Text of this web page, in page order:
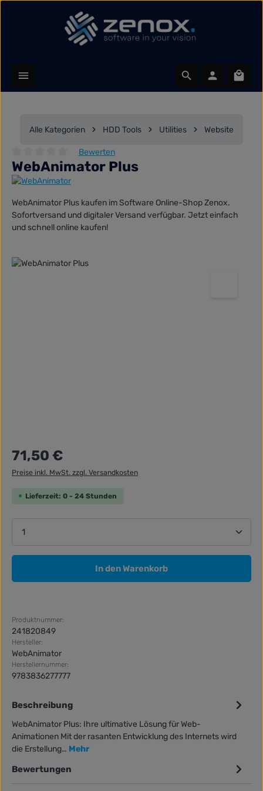
Zum Hauptinhalt springen
Alle Kategorien HDD Tools Utilities Website
Durchschnittliche Bewertung von 0 von 5 Sternen
Bewerten
WebAnimator Plus
WebAnimator Plus kaufen im Software Online-Shop Zenox.
Sofortversand und digitaler Versand verfügbar. Jetzt einfach
und schnell online kaufen!
Bildergalerie überspringen
Regulärer Preis:
71,50 €
Preise inkl. MwSt. zzgl. Versandkosten
Lieferzeit: 0 - 24 Stunden
Produkt Anzahl: Gib den gewünschten Wert ein
In den Warenkorb
Produktnummer:
241820849
Hersteller:
WebAnimator
Herstellernummer:
9783836277777
Beschreibung
WebAnimator Plus: Ihre ultimative Lösung für Web-
Animationen Mit der rasanten Entwicklung des Internets wird
die Erstellung… Mehr
Bewertungen